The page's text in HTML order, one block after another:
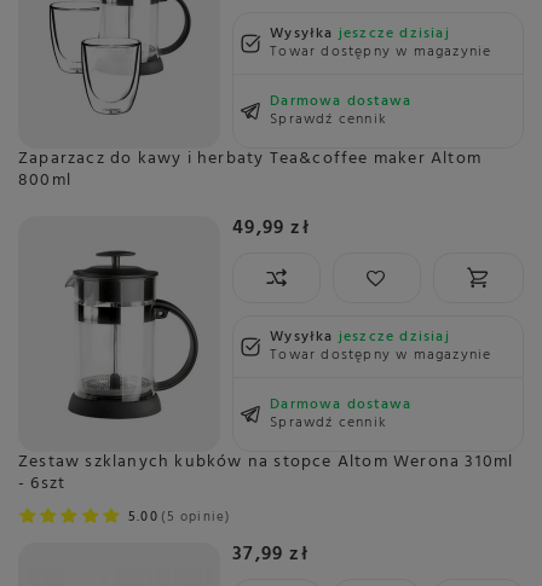
Wysyłkajeszcze dzisiaj
Towar dostępny w magazynie
Darmowa dostawa
Sprawdź cennik
Zaparzacz do kawy i herbaty Tea&coffee maker Altom
800ml
49,99 zł
Wysyłkajeszcze dzisiaj
Towar dostępny w magazynie
Darmowa dostawa
Sprawdź cennik
Zestaw szklanych kubków na stopce Altom Werona 310ml
- 6szt
5.00 5 opinie
37,99 zł